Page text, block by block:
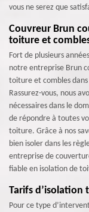
vous ne serez que
Couvreur Brun
toiture et
Fort de plusieurs
notre entreprise Brun
toiture et combles
Rassurez-vous, nous
nécessaires dans le
de répondre à toutes
toiture. Grâce à nos
bien isoler dans les
entreprise de
fiable en isolation de
Tarifs d’isolation
Pour ce type